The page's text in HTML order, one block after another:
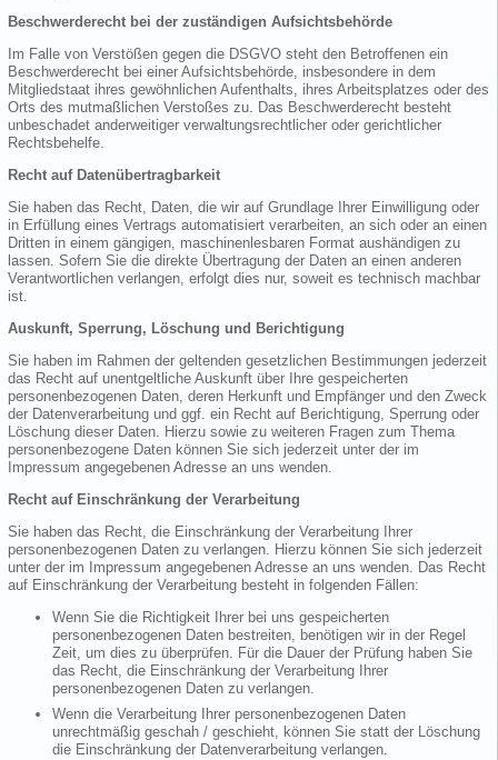
Beschwerderecht bei der zuständigen Aufsichtsbehörde
Im Falle von Verstößen gegen die DSGVO steht den Betroffenen ein
Beschwerderecht bei einer Aufsichtsbehörde, insbesondere in dem
Mitgliedstaat ihres gewöhnlichen Aufenthalts, ihres Arbeitsplatzes oder des
Orts des mutmaßlichen Verstoßes zu. Das Beschwerderecht besteht
unbeschadet anderweitiger verwaltungsrechtlicher oder gerichtlicher
Rechtsbehelfe.
Recht auf Datenübertragbarkeit
Sie haben das Recht, Daten, die wir auf Grundlage Ihrer Einwilligung oder
in Erfüllung eines Vertrags automatisiert verarbeiten, an sich oder an einen
Dritten in einem gängigen, maschinenlesbaren Format aushändigen zu
lassen. Sofern Sie die direkte Übertragung der Daten an einen anderen
Verantwortlichen verlangen, erfolgt dies nur, soweit es technisch machbar
ist.
Auskunft, Sperrung, Löschung und Berichtigung
Sie haben im Rahmen der geltenden gesetzlichen Bestimmungen jederzeit
das Recht auf unentgeltliche Auskunft über Ihre gespeicherten
personenbezogenen Daten, deren Herkunft und Empfänger und den Zweck
der Datenverarbeitung und ggf. ein Recht auf Berichtigung, Sperrung oder
Löschung dieser Daten. Hierzu sowie zu weiteren Fragen zum Thema
personenbezogene Daten können Sie sich jederzeit unter der im
Impressum angegebenen Adresse an uns wenden.
Recht auf Einschränkung der Verarbeitung
Sie haben das Recht, die Einschränkung der Verarbeitung Ihrer
personenbezogenen Daten zu verlangen. Hierzu können Sie sich jederzeit
unter der im Impressum angegebenen Adresse an uns wenden. Das Recht
auf Einschränkung der Verarbeitung besteht in folgenden Fällen:
Wenn Sie die Richtigkeit Ihrer bei uns gespeicherten
personenbezogenen Daten bestreiten, benötigen wir in der Regel
Zeit, um dies zu überprüfen. Für die Dauer der Prüfung haben Sie
das Recht, die Einschränkung der Verarbeitung Ihrer
personenbezogenen Daten zu verlangen.
Wenn die Verarbeitung Ihrer personenbezogenen Daten
unrechtmäßig geschah / geschieht, können Sie statt der Löschung
die Einschränkung der Datenverarbeitung verlangen.